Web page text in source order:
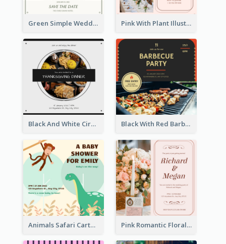
Green Simple Wedding Photo Wedding Invitation Pink With Plant Illustration Wedding Party Invitation
Black And White Circle Photo Thanksgiving Dinner Invitation Black With Red Barbecue Housewarming Invitation
Animals Safari Cartoon Baby Shower Invitation Pink Romantic Floral Photo Wedding Invitation